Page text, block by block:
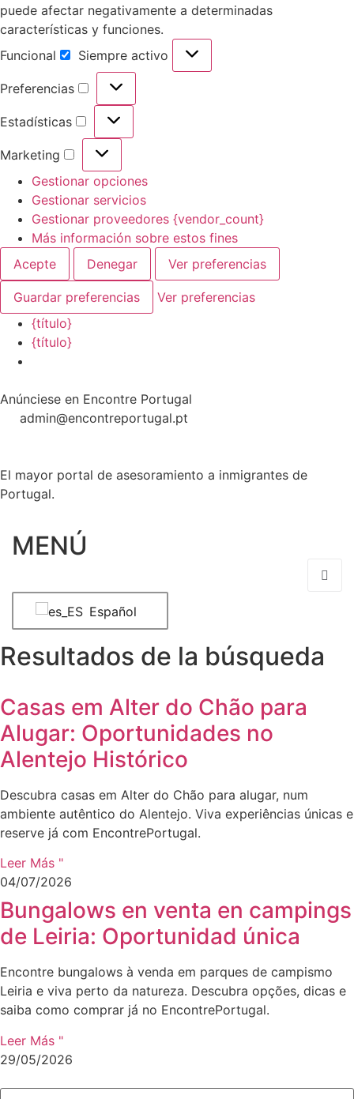
puede afectar negativamente a determinadas
características y funciones.
Funcional
Siempre activo
Preferencias
Estadísticas
Marketing
Gestionar opciones
Gestionar servicios
Gestionar proveedores {vendor_count}
Más información sobre estos fines
Acepte
Denegar Ver preferencias
Guardar preferencias
Ver preferencias
{título}
{título}
Anúnciese en Encontre Portugal
admin@encontreportugal.pt
El mayor portal de asesoramiento a inmigrantes de
Portugal.
MENÚ
Español
Resultados de la búsqueda
Casas em Alter do Chão para
Alugar: Oportunidades no
Alentejo Histórico
Descubra casas em Alter do Chão para alugar, num
ambiente autêntico do Alentejo. Viva experiências únicas e
reserve já com EncontrePortugal.
Leer Más "
04/07/2026
Bungalows en venta en campings
de Leiria: Oportunidad única
Encontre bungalows à venda em parques de campismo
Leiria e viva perto da natureza. Descubra opções, dicas e
saiba como comprar já no EncontrePortugal.
Leer Más "
29/05/2026